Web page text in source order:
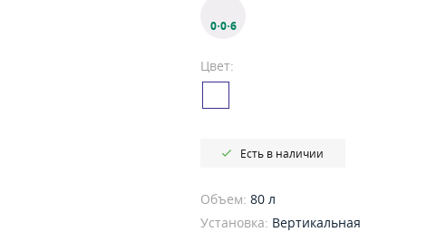
0·0·6
Цвет:
Есть в наличии
Объем: 80 л
Установка: Вертикальная